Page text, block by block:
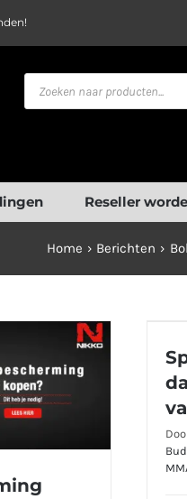
Producten
zoeken
Reseller
Home Berichten